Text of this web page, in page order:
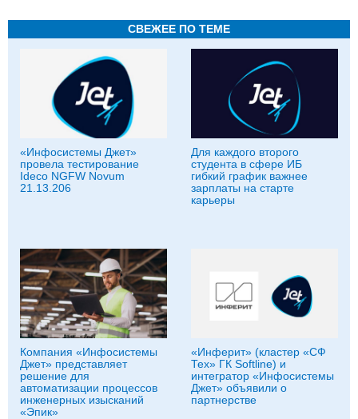
СВЕЖЕЕ ПО ТЕМЕ
«Инфосистемы Джет»
провела тестирование
Ideco NGFW Novum
21.13.206
Для каждого второго
студента в сфере ИБ
гибкий график важнее
зарплаты на старте
карьеры
Компания «Инфосистемы
Джет» представляет
решение для
автоматизации процессов
инженерных изысканий
«Эпик»
«Инферит» (кластер «СФ
Тех» ГК Softline) и
интегратор «Инфосистемы
Джет» объявили о
партнерстве